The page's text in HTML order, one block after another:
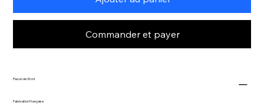
Commander et payer
Flacon de 30 ml
Fabrication Française